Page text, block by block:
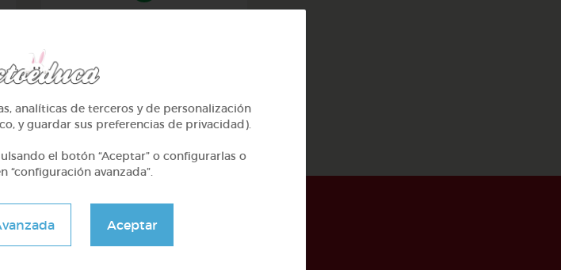
analíticas de terceros y de personalización
y guardar sus preferencias de privacidad).
el botón “Aceptar” o configurarlas o
“configuración avanzada”.
Aceptar